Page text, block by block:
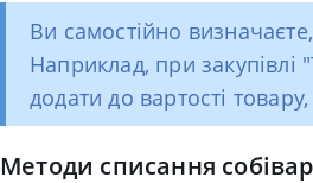
Ви самостійно
Наприклад, при
додати до вартості
Методи списання